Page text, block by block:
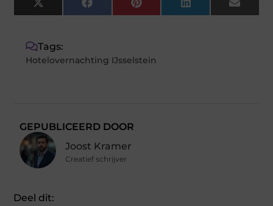
X
(Twitter)
FacebookPinterestLinkedIn Email
Tags:
Hotelovernachting IJsselstein
GEPUBLICEERD DOOR
Joost Kramer
Creatief schrijver
Deel dit: